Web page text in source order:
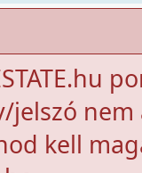
jelszó
kell